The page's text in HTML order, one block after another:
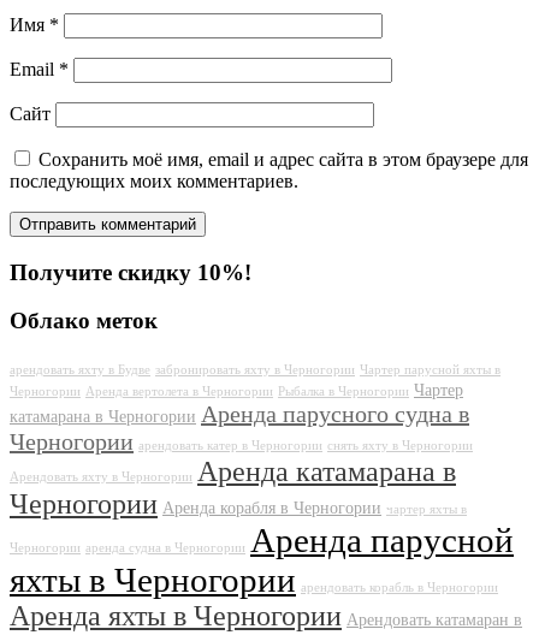
Имя *
Email *
Сайт
Сохранить моё имя, email и адрес сайта в этом браузере для
последующих моих комментариев.
Получите скидку 10%!
Облако меток
арендовать яхту в Будве забронировать яхту в Черногории Чартер парусной яхты в
Черногории Аренда вертолета в Черногории Рыбалка в Черногории Чартер
катамарана в Черногории Аренда парусного судна в
Черногории арендовать катер в Черногории снять яхту в Черногории
Арендовать яхту в Черногории
Аренда катамарана в
Черногории Аренда корабля в Черногории чартер яхты в
Черногории аренда судна в Черногории
Аренда парусной
яхты в Черногории арендовать корабль в Черногории
Аренда яхты в Черногории Арендовать катамаран в